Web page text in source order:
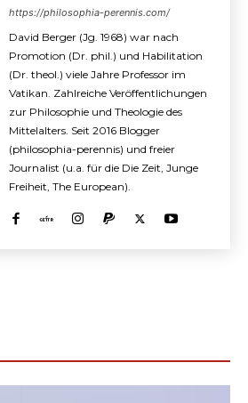
https://philosophia-perennis.com/
David Berger (Jg. 1968) war nach
Promotion (Dr. phil.) und Habilitation
(Dr. theol.) viele Jahre Professor im
Vatikan. Zahlreiche Veröffentlichungen
zur Philosophie und Theologie des
Mittelalters. Seit 2016 Blogger
(philosophia-perennis) und freier
Journalist (u.a. für die Die Zeit, Junge
Freiheit, The European).